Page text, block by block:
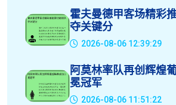
霍夫曼德甲客场精彩
夺关键分
2026-08-06 12:39:29
阿莫林率队再创辉煌
冕冠军
2026-08-06 11:51:22